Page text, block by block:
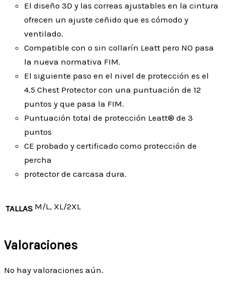
El diseño 3D y las correas ajustables en la cintura
ofrecen un ajuste ceñido que es cómodo y
ventilado.
Compatible con o sin collarín Leatt pero NO pasa
la nueva normativa FIM.
El siguiente paso en el nivel de protección es el
4.5 Chest Protector con una puntuación de 12
puntos y que pasa la FIM.
Puntuación total de protección Leatt® de 3
puntos
CE probado y certificado como protección de
percha
protector de carcasa dura.
TALLAS M/L, XL/2XL
Valoraciones
No hay valoraciones aún.